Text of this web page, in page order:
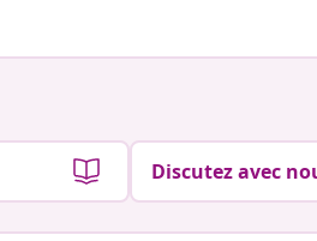
Discutez avec